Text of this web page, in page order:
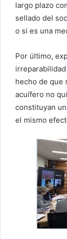
largo plazo
sellado del
o si es una
Por último,
hecho de que
acuífero no
constituyan
el mismo